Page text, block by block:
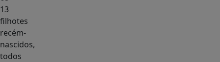
13
filhotes
recém-
nascidos,
todos